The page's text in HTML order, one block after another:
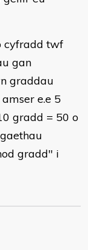
cyfradd twf
gan
graddau
e.e 5
gradd = 50 o
gradd" i